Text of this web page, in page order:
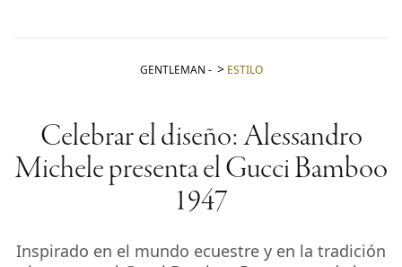
GENTLEMAN - ESTILO
Celebrar el diseño: Alessandro
Michele presenta el Gucci Bamboo
1947
Inspirado en el mundo ecuestre y en la tradición